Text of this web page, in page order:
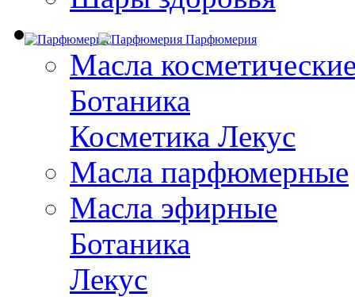
Парфюмерия
Масла
Ботаника
Косметика Лекус
Масла парфюмерные
Масла эфирные
Ботаника
Лекус